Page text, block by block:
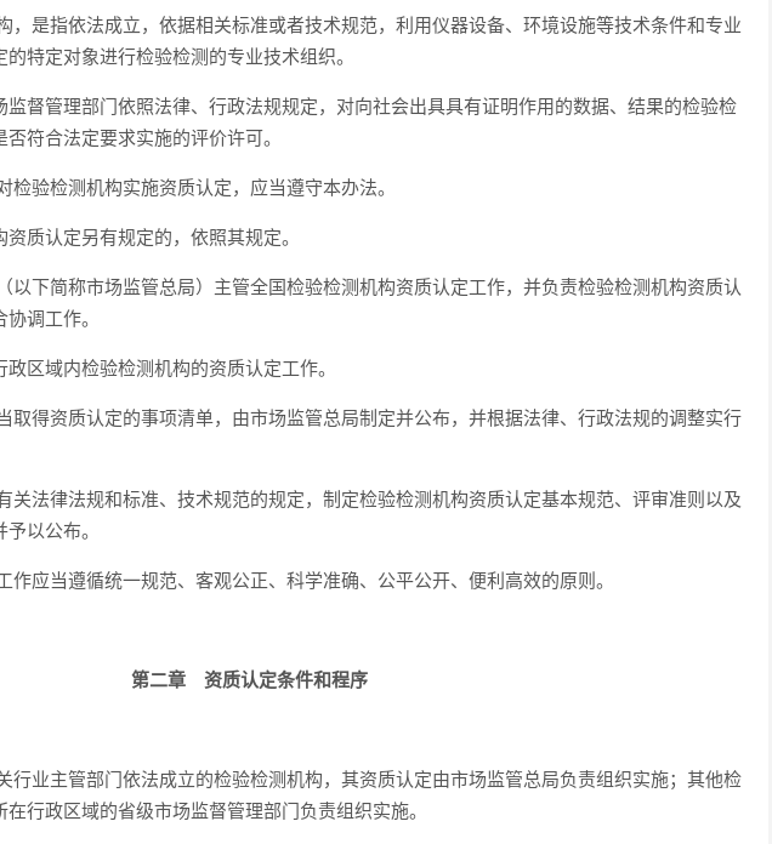
，是指依法成立，依据相关标准或者技术规范，利用仪器设备、环境设施等技术条件和专业
特定对象进行检验检测的专业技术组织。
督管理部门依照法律、行政法规规定，对向社会出具具有证明作用的数据、结果的检验检
符合法定要求实施的评价许可。
检验检测机构实施资质认定，应当遵守本办法。
质认定另有规定的，依照其规定。
以下简称市场监管总局）主管全国检验检测机构资质认定工作，并负责检验检测机构资质认
调工作。
区域内检验检测机构的资质认定工作。
取得资质认定的事项清单，由市场监管总局制定并公布，并根据法律、行政法规的调整实行
关法律法规和标准、技术规范的规定，制定检验检测机构资质认定基本规范、评审准则以及
以公布。
作应当遵循统一规范、客观公正、科学准确、公平公开、便利高效的原则。
第二章 资质认定条件和程序
行业主管部门依法成立的检验检测机构，其资质认定由市场监管总局负责组织实施；其他检
行政区域的省级市场监督管理部门负责组织实施。